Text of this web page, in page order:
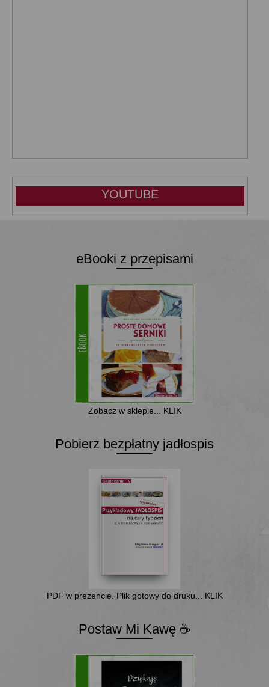
YOUTUBE
eBooki z przepisami
Zobacz w sklepie... KLIK
Pobierz bezpłatny jadłospis
PDF w prezencie. Plik gotowy do druku... KLIK
Postaw Mi Kawę ☕